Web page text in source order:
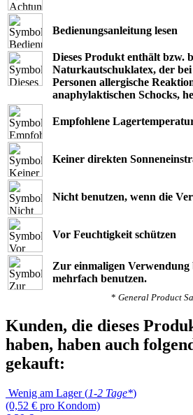
Bedienungsanleitung lesen
Dieses Produkt enthält bzw.
Naturkautschuklatex, der
Personen allergische
anaphylaktischen Schocks,
Empfohlene
Keiner direkten
Nicht benutzen, wenn die
Vor Feuchtigkeit schützen
Zur einmaligen Verwendung
mehrfach benutzen.
* General Product
Kunden, die dieses
haben, haben auch
gekauft:
Wenig am Lager (1-2 Tage*)
(0,52 € pro Kondom)